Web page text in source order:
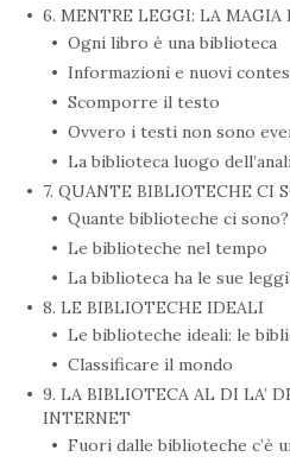
6. MENTRE LEGGI: LA
Ogni libro è una biblioteca
Informazioni e nuovi
Scomporre il testo
Ovvero i testi non sono
La biblioteca luogo
7. QUANTE BIBLIOTECHE CI
Quante biblioteche ci sono?
Le biblioteche nel tempo
La biblioteca ha le sue
8. LE BIBLIOTECHE IDEALI
Le biblioteche ideali: le
Classificare il mondo
9. LA BIBLIOTECA AL DI LA’
INTERNET
Fuori dalle biblioteche c’è